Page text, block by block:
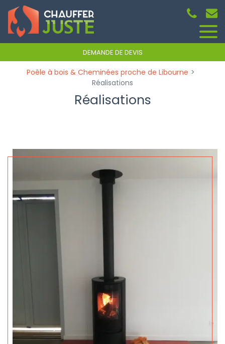
DEMANDE DE DEVIS
Poêle à bois & Cheminées proche de Libourne
Réalisations
Réalisations
Panneau de gestion des cookies